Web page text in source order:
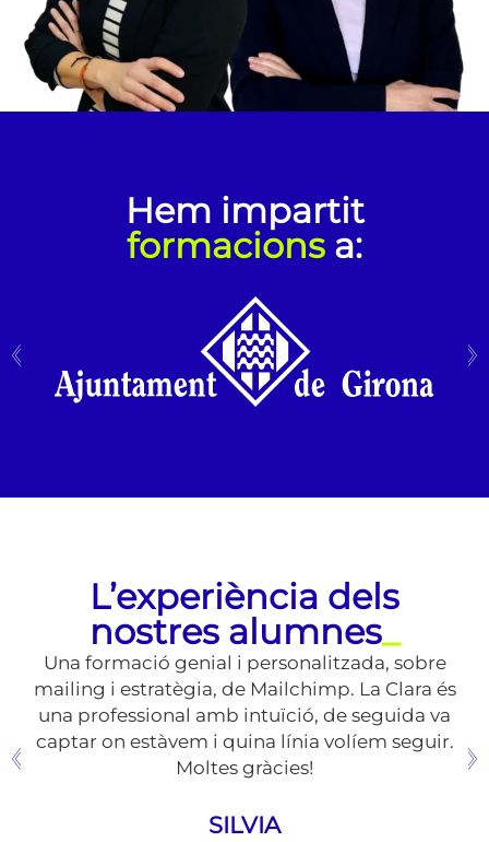
Hem impartit
formacions a:
L’experiència dels
nostres alumnes_
Una formació genial i personalitzada, sobre
mailing i estratègia, de Mailchimp. La Clara és
una professional amb intuïció, de seguida va
captar on estàvem i quina línia volíem seguir.
Moltes gràcies!
SILVIA